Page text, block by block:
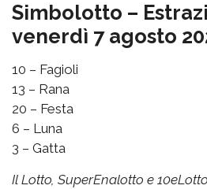
Simbolotto –
venerdì 7 agosto
10 – Fagioli
13 – Rana
20 – Festa
6 – Luna
3 – Gatta
Il Lotto, SuperEnalotto e